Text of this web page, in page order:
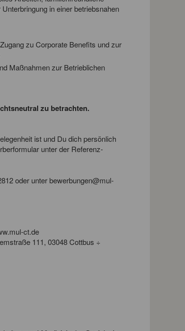
in einer betriebsnahen
zu Corporate Benefits und zur
Maßnahmen zur Betrieblichen
zu betrachten.
ist und Du dich persönlich
unter der Referenz-
oder unterbewerbungen@mul-
ct.de
111, 03048 Cottbus ÷